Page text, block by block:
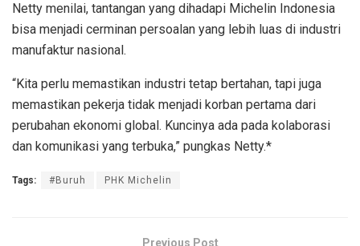
Netty menilai, tantangan yang dihadapi Michelin Indonesia
bisa menjadi cerminan persoalan yang lebih luas di industri
manufaktur nasional.
“Kita perlu memastikan industri tetap bertahan, tapi juga
memastikan pekerja tidak menjadi korban pertama dari
perubahan ekonomi global. Kuncinya ada pada kolaborasi
dan komunikasi yang terbuka,” pungkas Netty.*
Tags: #Buruh PHK Michelin
Previous Post